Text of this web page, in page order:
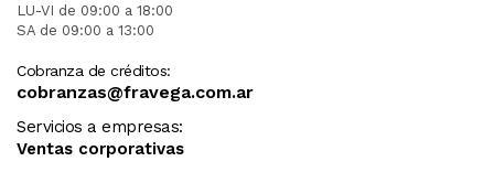
LU-VI de 09:00 a 18:00
SA de 09:00 a 13:00
Cobranza de créditos:
cobranzas@fravega.com.ar
Servicios a empresas:
Ventas corporativas